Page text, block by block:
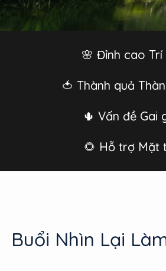
🌸 Đỉnh cao Trí
🍅 Thành quả
🌵 Vấn đề Gai
🌻 Hỗ trợ Mặt
Buổi Nhìn Lại